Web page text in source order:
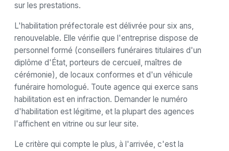
sur les prestations.
L'habilitation préfectorale est délivrée pour six ans,
renouvelable. Elle vérifie que l'entreprise dispose de
personnel formé (conseillers funéraires titulaires d'un
diplôme d'État, porteurs de cercueil, maîtres de
cérémonie), de locaux conformes et d'un véhicule
funéraire homologué. Toute agence qui exerce sans
habilitation est en infraction. Demander le numéro
d'habilitation est légitime, et la plupart des agences
l'affichent en vitrine ou sur leur site.
Le critère qui compte le plus, à l'arrivée, c'est la